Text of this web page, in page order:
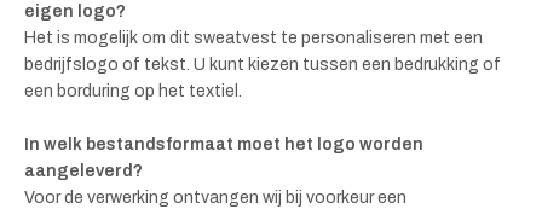
eigen logo?
Het is mogelijk om dit sweatvest te personaliseren met een
bedrijfslogo of tekst. U kunt kiezen tussen een bedrukking of
een borduring op het textiel.
In welk bestandsformaat moet het logo worden
aangeleverd?
Voor de verwerking ontvangen wij bij voorkeur een